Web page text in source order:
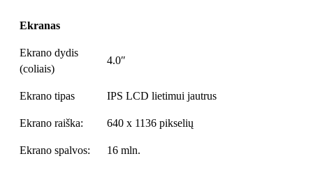
Ekranas
Ekrano dydis
(coliais)
4.0″
Ekrano tipas IPS LCD lietimui jautrus
Ekrano raiška: 640 x 1136 pikselių
Ekrano spalvos: 16 mln.